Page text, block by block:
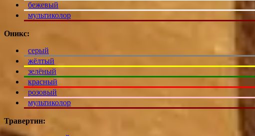
бежевый
мультиколор
Оникс:
серый
жёлтый
зелёный
красный
розовый
мультиколор
Травертин: